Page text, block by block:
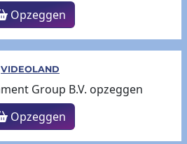
Opzeggen
VIDEOLAND
Opzeggen